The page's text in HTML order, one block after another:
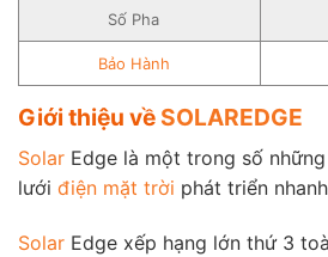
Số Pha
Bảo Hành
Giới thiệu về SOLAREDGE
Solar Edge là một trong số
lưới điện mặt trời phát triển
Solar Edge xếp hạng lớn thứ 3